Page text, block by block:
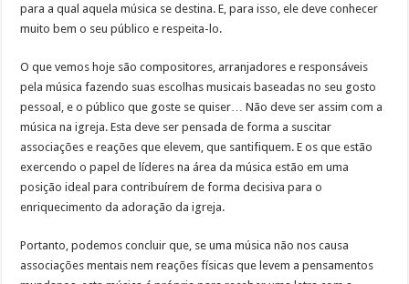
para a qual aquela música se destina. E, para isso, ele deve conhecer
muito bem o seu público e respeita-lo.
O que vemos hoje são compositores, arranjadores e responsáveis
pela música fazendo suas escolhas musicais baseadas no seu gosto
pessoal, e o público que goste se quiser… Não deve ser assim com a
música na igreja. Esta deve ser pensada de forma a suscitar
associações e reações que elevem, que santifiquem. E os que estão
exercendo o papel de líderes na área da música estão em uma
posição ideal para contribuírem de forma decisiva para o
enriquecimento da adoração da igreja.
Portanto, podemos concluir que, se uma música não nos causa
associações mentais nem reações físicas que levem a pensamentos